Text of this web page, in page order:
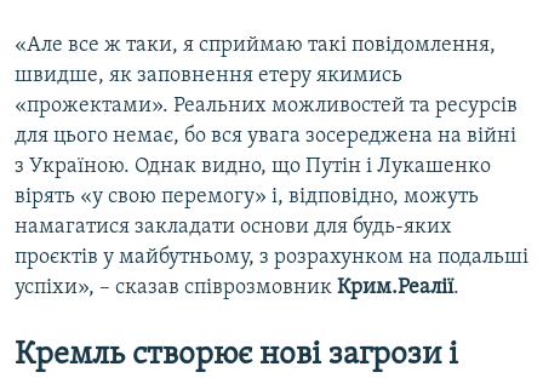
«Але все ж таки, я сприймаю такі повідомлення,
швидше, як заповнення етеру якимись
«прожектами». Реальних можливостей та ресурсів
для цього немає, бо вся увага зосереджена на війні
з Україною. Однак видно, що Путін і Лукашенко
вірять «у свою перемогу» і, відповідно, можуть
намагатися закладати основи для будь-яких
проєктів у майбутньому, з розрахунком на подальші
успіхи», – сказав співрозмовник Крим.Реалії.
Кремль створює нові загрози і